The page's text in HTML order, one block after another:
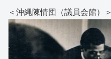
＜沖縄陳情団（議員会館）＞